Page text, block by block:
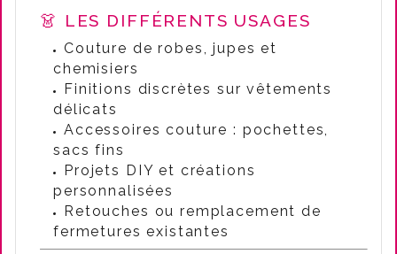
👗 LES DIFFÉRENTS USAGES
Couture de robes, jupes et
chemisiers
Finitions discrètes sur vêtements
délicats
Accessoires couture : pochettes,
sacs fins
Projets DIY et créations
personnalisées
Retouches ou remplacement de
fermetures existantes